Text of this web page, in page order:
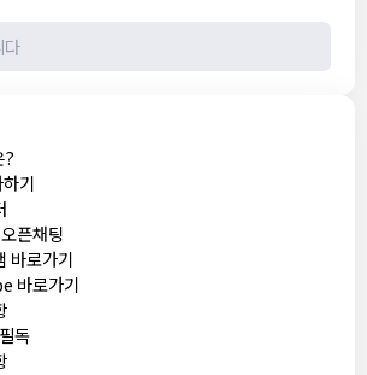
?
기
픈채팅
바로가기
바로가기
독